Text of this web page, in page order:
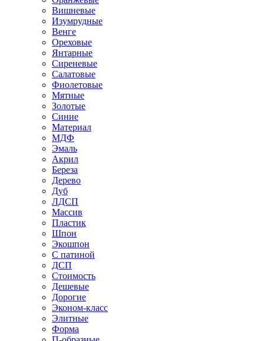
Вишневые
Изумрудные
Венге
Ореховые
Янтарные
Сиреневые
Салатовые
Фиолетовые
Мятные
Золотые
Синие
Материал
МДФ
Эмаль
Акрил
Береза
Дерево
Дуб
ЛДСП
Массив
Пластик
Шпон
Экошпон
С патиной
ДСП
Стоимость
Дешевые
Дорогие
Эконом-класс
Элитные
Форма